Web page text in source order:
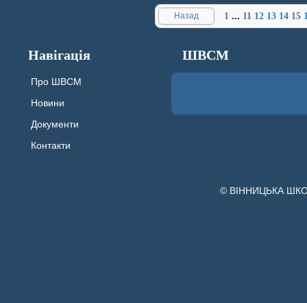
Назад 1 ... 11 12 13 14 15
Навігація
Про ШВСМ
Новини
Документи
Контакти
ШВСМ
© ВІННИЦЬКА